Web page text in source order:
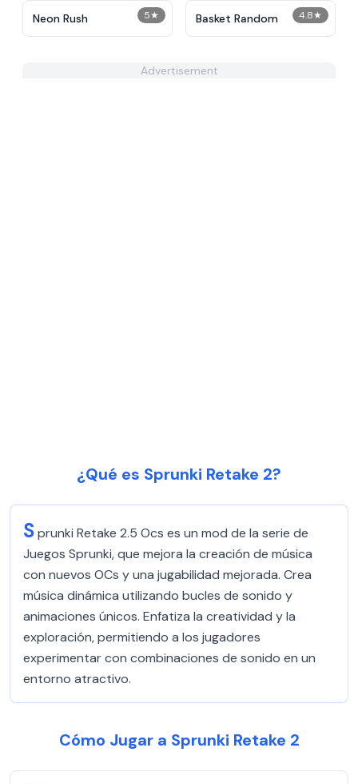
5★
Neon Rush 4.8★
Basket Random
Advertisement
¿Qué es Sprunki Retake 2?
Sprunki Retake 2.5 Ocs es un mod de la serie de
Juegos Sprunki, que mejora la creación de música
con nuevos OCs y una jugabilidad mejorada. Crea
música dinámica utilizando bucles de sonido y
animaciones únicos. Enfatiza la creatividad y la
exploración, permitiendo a los jugadores
experimentar con combinaciones de sonido en un
entorno atractivo.
Cómo Jugar a Sprunki Retake 2